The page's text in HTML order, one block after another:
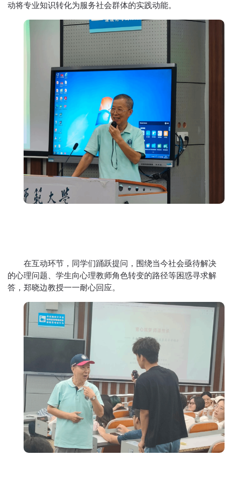
动将专业知识转化为服务社会群体的实践动能。
在互动环节，同学们踊跃提问，围绕当今社会亟待解决
的心理问题、学生向心理教师角色转变的路径等困惑寻求解
答，郑晓边教授一一耐心回应。